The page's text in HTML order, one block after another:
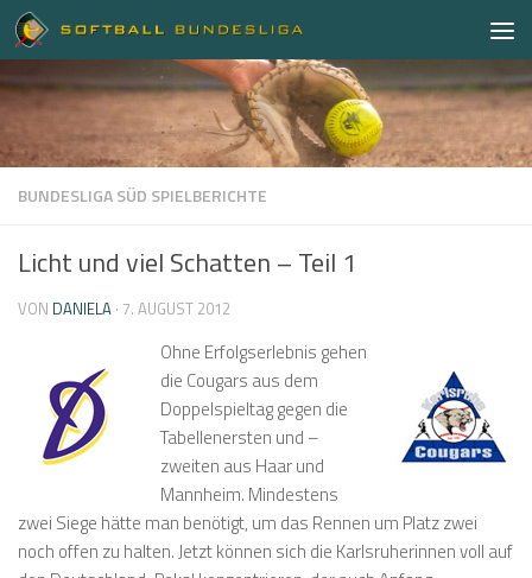
Zum Inhalt springen
BUNDESLIGA SÜD SPIELBERICHTE
Licht und viel Schatten – Teil 1
VON DANIELA · 7. AUGUST 2012
Ohne Erfolgserlebnis gehen
die Cougars aus dem
Doppelspieltag gegen die
Tabellenersten und –
zweiten aus Haar und
Mannheim. Mindestens
zwei Siege hätte man benötigt, um das Rennen um Platz zwei
noch offen zu halten. Jetzt können sich die Karlsruherinnen voll auf